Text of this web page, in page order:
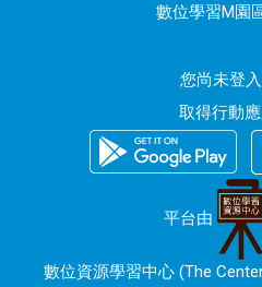
數位學習M園
您尚未登
取得行動
平台由
數位資源學習中心 (The